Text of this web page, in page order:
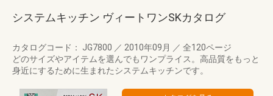
システムキッチン ヴィートワンSKカタログ
カタログコード： JG7800 ／ 2010年09月 ／ 全120ページ
どのサイズやアイテムを選んでもワンプライス。高品質をもっと
身近にするために生まれたシステムキッチンです。